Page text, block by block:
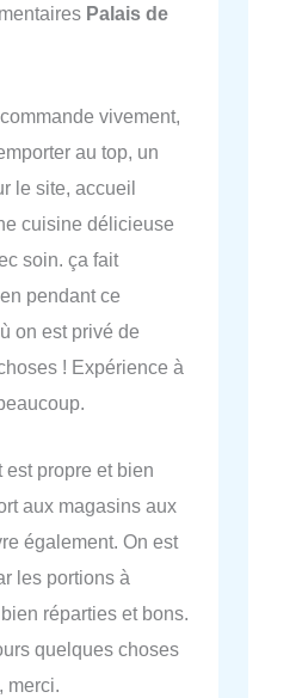
Palais de
vivement,
au top, un
le site, accueil
cuisine délicieuse
soin. ça fait
pendant ce
on est privé de
! Expérience à
est propre et bien
aux magasins aux
également. On est
les portions à
réparties et bons.
quelques choses
merci.